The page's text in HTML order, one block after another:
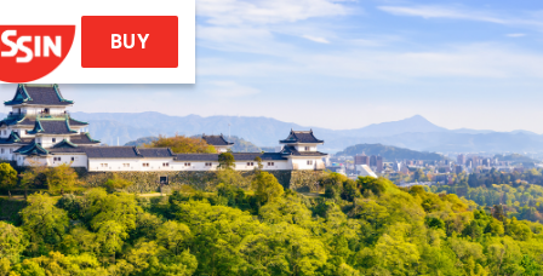
BUY
Home